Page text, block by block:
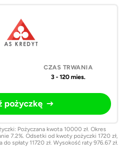
3 - 120 mies.
pożyczkę
Pożyczana kwota 10000 zł. Okres
7.2%. Odsetki od kwoty pożyczki 1720 zł,
do spłaty 11720 zł. Wysokość raty 976.67 zł.